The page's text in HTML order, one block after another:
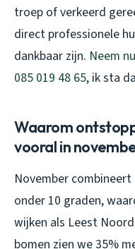
troep of verkeerd
direct professionele
dankbaar zijn. Neem
085 019 48 65, ik sta
Waarom
vooral in
November
onder 10 graden,
wijken als Leest
bomen zien we 35%